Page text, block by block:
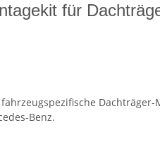
für
Dachträger-
Benz.